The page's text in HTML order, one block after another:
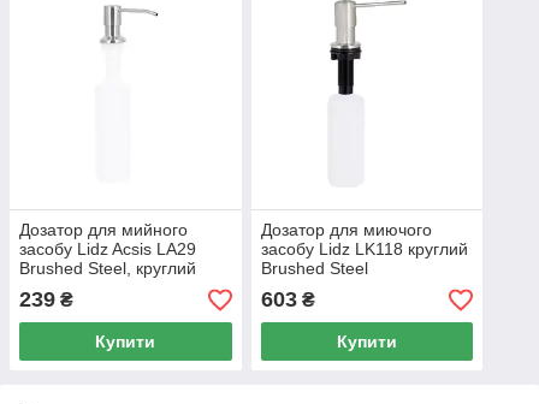
Дозатор для мийного
засобу Lidz Acsis LA29
Brushed Steel, круглий
LDACSLA29BRU49828
239 ₴
Купити
Дозатор для миючого
засобу Lidz LK118 круглий
Brushed Steel
(LDLK118BRU46400)
603₴
Купити